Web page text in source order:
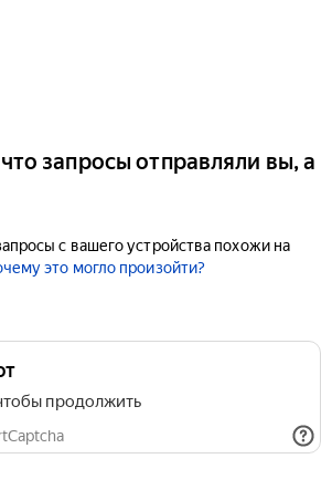
запросы отправляли вы, а
с вашего устройства похожи на
это могло произойти?
продолжить